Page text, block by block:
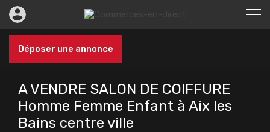
Déposer une annonce
A VENDRE SALON DE COIFFURE
Homme Femme Enfant à Aix les
Bains centre ville